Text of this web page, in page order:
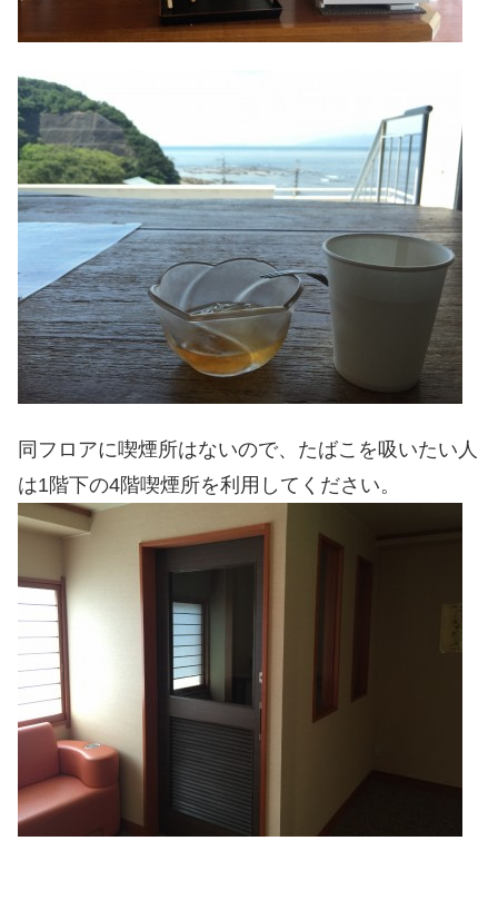
同フロアに喫煙所はないので、たばこを吸いたい人
は1階下の4階喫煙所を利用してください。